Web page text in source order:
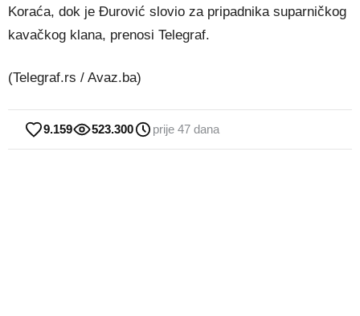
Koraća, dok je Đurović slovio za pripadnika suparničkog
kavačkog klana, prenosi Telegraf.
(Telegraf.rs / Avaz.ba)
9.159 523.300 prije 47 dana